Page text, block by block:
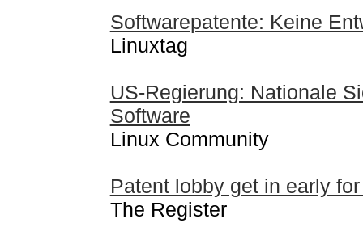
Softwarepatente: Keine
Linuxtag
US-Regierung: Nationale
Software
Linux Community
Patent lobby get in early
The Register